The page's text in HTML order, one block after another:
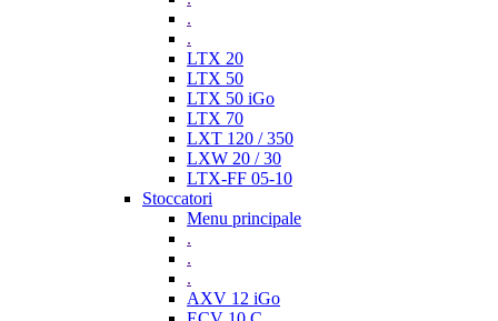
.
.
LTX 20
LTX 50
LTX 50 iGo
LTX 70
LXT 120 / 350
LXW 20 / 30
LTX-FF 05-10
Stoccatori
Menu principale
.
.
.
AXV 12 iGo